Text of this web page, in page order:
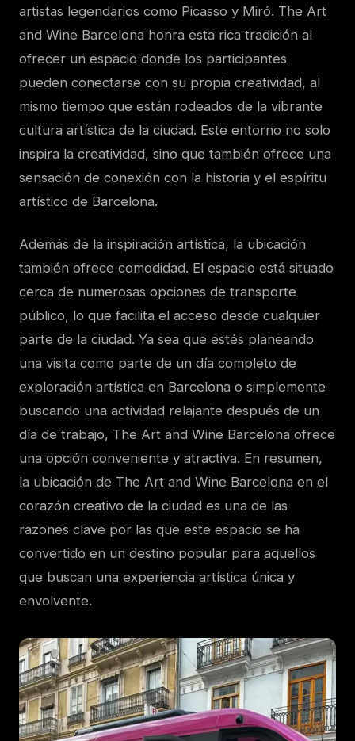
artistas legendarios como Picasso y Miró. The Art
and Wine Barcelona honra esta rica tradición al
ofrecer un espacio donde los participantes
pueden conectarse con su propia creatividad, al
mismo tiempo que están rodeados de la vibrante
cultura artística de la ciudad. Este entorno no solo
inspira la creatividad, sino que también ofrece una
sensación de conexión con la historia y el espíritu
artístico de Barcelona.
Además de la inspiración artística, la ubicación
también ofrece comodidad. El espacio está situado
cerca de numerosas opciones de transporte
público, lo que facilita el acceso desde cualquier
parte de la ciudad. Ya sea que estés planeando
una visita como parte de un día completo de
exploración artística en Barcelona o simplemente
buscando una actividad relajante después de un
día de trabajo, The Art and Wine Barcelona ofrece
una opción conveniente y atractiva. En resumen,
la ubicación de The Art and Wine Barcelona en el
corazón creativo de la ciudad es una de las
razones clave por las que este espacio se ha
convertido en un destino popular para aquellos
que buscan una experiencia artística única y
envolvente.